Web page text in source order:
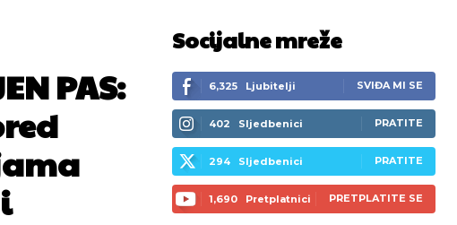
PAS:
Socijalne mreže
6,325 Ljubitelji SVIĐA MI SE
402 Sljedbenici PRATITE
294 Sljedbenici PRATITE
1,690 Pretplatnici PRETPLATITE SE